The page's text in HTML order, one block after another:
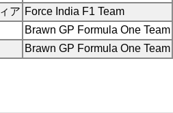
ア Force India F1 Team
Brawn GP Formula One Team
Brawn GP Formula One Team